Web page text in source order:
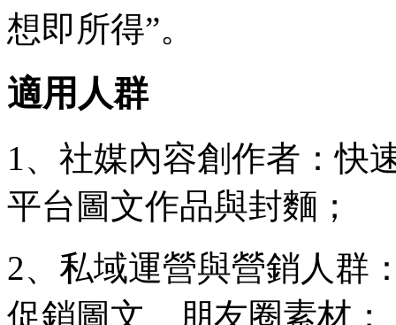
想即所得”。
適用人群
1、社媒內容創作者：快
平台圖文作品與封麵；
2、私域運營與營銷人群
促銷圖文、朋友圈素材；